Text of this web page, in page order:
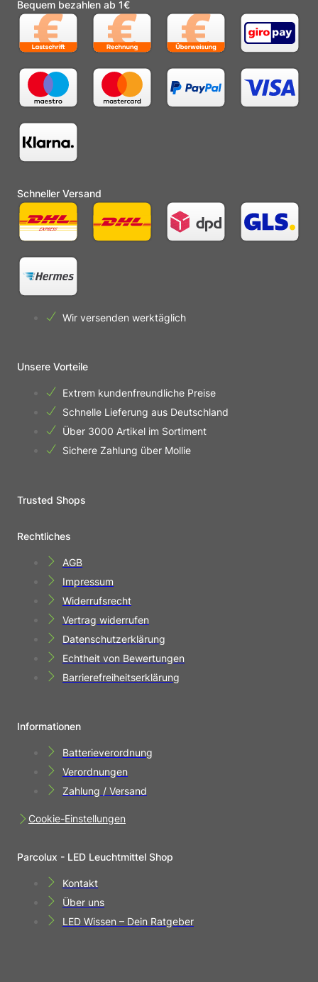
Bequem bezahlen ab 1€
Schneller Versand
Wir versenden werktäglich
Unsere Vorteile
Extrem kundenfreundliche Preise
Schnelle Lieferung aus Deutschland
Über 3000 Artikel im Sortiment
Sichere Zahlung über Mollie
Trusted Shops
Rechtliches
AGB
Impressum
Widerrufsrecht
Vertrag widerrufen
Datenschutzerklärung
Echtheit von Bewertungen
Barrierefreiheitserklärung
Informationen
Batterieverordnung
Verordnungen
Zahlung / Versand
Cookie-Einstellungen
Parcolux - LED Leuchtmittel Shop
Kontakt
Über uns
LED Wissen – Dein Ratgeber